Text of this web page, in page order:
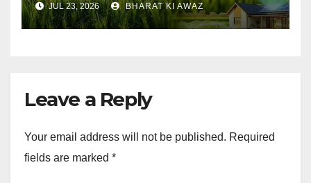
JUL 23, 2026 BHARAT KI AWAZ
Leave a Reply
Your email address will not be published. Required
fields are marked *